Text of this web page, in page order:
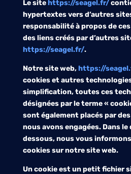
Le sitehttps://seagel.fr/
hypertextes vers d’autres
responsabilité à propos de
des liens créés par d’autres
https://seagel.fr/.
Notre site web,https://
cookies et autres
simplification, toutes ces
désignées par le terme «
sont également placés par
nous avons engagées. Dans
dessous, nous vous
cookies sur notre site web.
Un cookie est un petit fichier